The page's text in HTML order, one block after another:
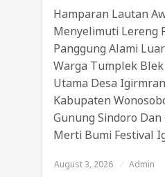
Hamparan Lautan
Menyelimuti Lereng
Panggung Alami
Warga Tumplek
Utama Desa
Kabupaten
Gunung Sindoro
Merti Bumi Festival
Posted
On
August 3, 2026 Admin